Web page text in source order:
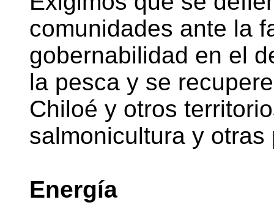
comunidades ante la
gobernabilidad en el
la pesca y se
Chiloé y otros
salmonicultura y
Energía